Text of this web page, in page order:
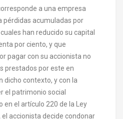
a una empresa
pérdidas acumuladas por
han reducido su capital
por ciento, y que
pagar con su accionista no
prestados por este en
dicho contexto, y con la
el patrimonio social
en el artículo 220 de la Ley
el accionista decide condonar